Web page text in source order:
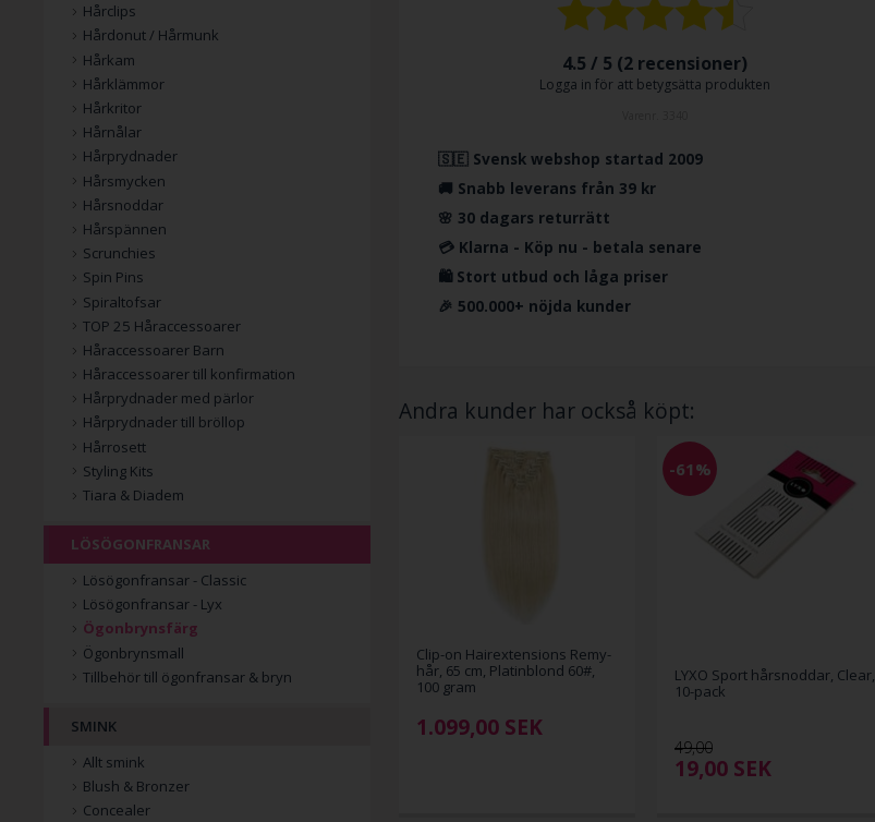
4.5 / 5 (2 recensioner)
Logga in för att betygsätta produkten
🇸🇪 Svensk webshop startad 2009
🚚 Snabb leverans från 39 kr
🌸 30 dagars returrätt
💳 Klarna - Köp nu - betala senare
🛍️ Stort utbud och låga priser
🎉 500.000+ nöjda kunder
Andra kunder har också köpt:
Clip-on Hairextensions Remy-
hår, 65 cm, Platinblond 60#,
100 gram
1.099,00 SEK
-61%
LYXO Sport hårsnoddar, Clear,
10-pack
49,00
19,00 SEK
Hårclips
Hårdonut / Hårmunk
Hårkam
Hårklämmor
Hårkritor
Hårnålar
Hårprydnader
Hårsmycken
Hårsnoddar
Hårspännen
Scrunchies
Spin Pins
Spiraltofsar
TOP 25 Håraccessoarer
Håraccessoarer Barn
Håraccessoarer till konfirmation
Hårprydnader med pärlor
Hårprydnader till bröllop
Hårrosett
Styling Kits
Tiara & Diadem
LÖSÖGONFRANSAR
Lösögonfransar - Classic
Lösögonfransar - Lyx
Ögonbrynsfärg
Ögonbrynsmall
Tillbehör till ögonfransar & bryn
SMINK
Allt smink
Blush & Bronzer
Concealer